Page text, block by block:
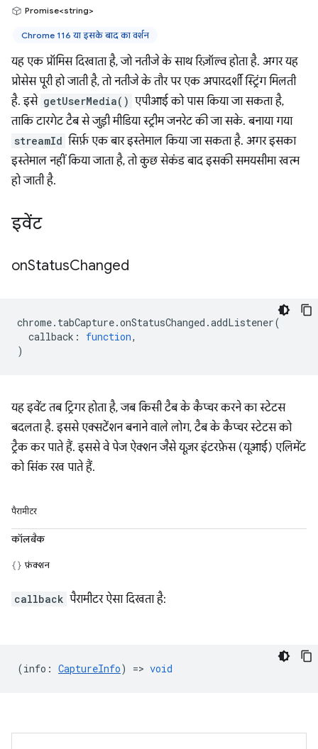
Promise<string>
Chrome 116 या इसके बाद का वर्शन
यह एक प्रॉमिस दिखाता है, जो नतीजे के साथ रिज़ॉल्व होता है. अगर यह
प्रोसेस पूरी हो जाती है, तो नतीजे के तौर पर एक अपारदर्शी स्ट्रिंग मिलती
है. इसे getUserMedia() एपीआई को पास किया जा सकता है,
ताकि टारगेट टैब से जुड़ी मीडिया स्ट्रीम जनरेट की जा सके. बनाया गया
streamId सिर्फ़ एक बार इस्तेमाल किया जा सकता है. अगर इसका
इस्तेमाल नहीं किया जाता है, तो कुछ सेकंड बाद इसकी समयसीमा खत्म
हो जाती है.
इवेंट
onStatusChanged
chrome. tabCapture.onStatusChanged .addListener(
callback : function,
)
यह इवेंट तब ट्रिगर होता है, जब किसी टैब के कैप्चर करने का स्टेटस
बदलता है. इससे एक्सटेंशन बनाने वाले लोग, टैब के कैप्चर स्टेटस को
ट्रैक कर पाते हैं. इससे वे पेज ऐक्शन जैसे यूज़र इंटरफ़ेस (यूआई) एलिमेंट
को सिंक रख पाते हैं.
पैरामीटर
कॉलबैक
फ़ंक्शन
callback पैरामीटर ऐसा दिखता है:
(info : CaptureInfo) => void